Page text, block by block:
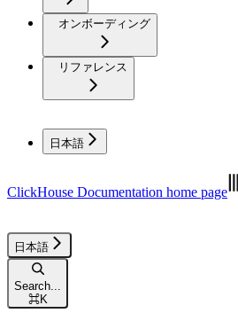
オンボーディング
リファレンス
日本語
ClickHouse Documentation home page
日本語
Search...
⌘K